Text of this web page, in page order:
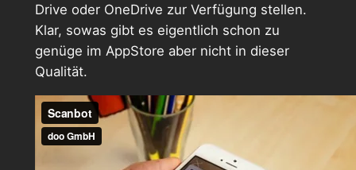
Drive oder OneDrive zur Verfügung stellen.
Klar, sowas gibt es eigentlich schon zu
genüge im AppStore aber nicht in dieser
Qualität.